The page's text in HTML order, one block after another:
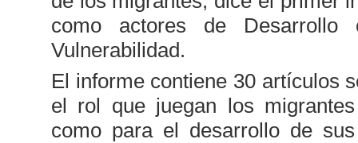
como actores de
Vulnerabilidad.
El informe contiene 30 artículos
el rol que juegan los
como para el desarrollo de